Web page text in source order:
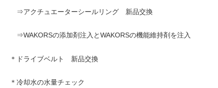
⇒アクチュエーターシールリング 新品交換
⇒WAKORSの添加剤注入とWAKORSの機能維持剤を注入
＊ドライブベルト 新品交換
＊冷却水の水量チェック